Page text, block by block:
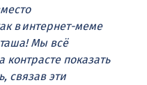
в интернет-меме
Мы всё
контрасте показать
связав эти